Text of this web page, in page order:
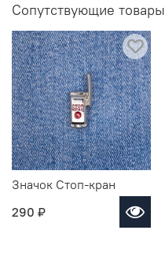
Сопутствующие товары
Значок Стоп-кран
290 ₽